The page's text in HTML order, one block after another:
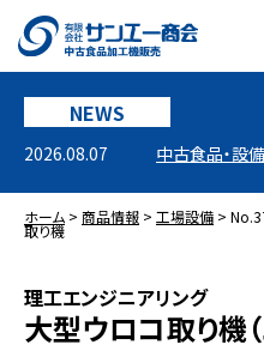
NEWS
2026.08.07 中古食品・設
ホーム > 商品情報 > 工場設備 >
取り機
理工エンジニアリング
大型ウロコ取り機（